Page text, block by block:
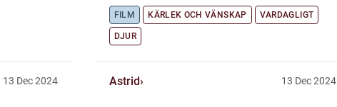
13 Dec 2024
FILM KÄRLEK OCH VÄNSKAP VARDAGLIGT
DJUR
Astrid 13 Dec 2024